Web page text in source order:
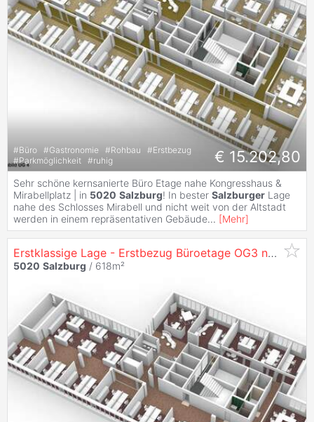
#Büro #Gastronomie #Rohbau #Erstbezug
#Parkmöglichkeit #ruhig € 15.202,80
Sehr schöne kernsanierte Büro Etage nahe Kongresshaus &
Mirabellplatz | in 5020 Salzburg! In bester Salzburger Lage
nahe des Schlosses Mirabell und nicht weit von der Altstadt
werden in einem repräsentativen Gebäude... [Mehr]
Erstklassige Lage - Erstbezug Büroetage OG3 nach Sanierung in
5020 Salzburg / 618m²